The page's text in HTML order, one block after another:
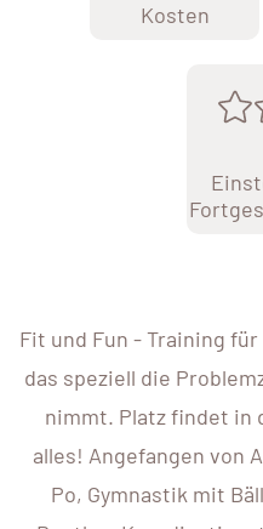
Kosten
Fit und Fun - Training
das speziell die
nimmt. Platz findet in
alles! Angefangen von
Po, Gymnastik mit